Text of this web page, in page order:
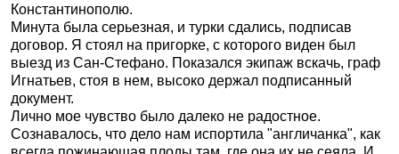
Константинополю.
Минута была серьезная, и турки сдались, подписав
договор. Я стоял на пригорке, с которого виден был
выезд из Сан-Стефано. Показался экипаж вскачь, граф
Игнатьев, стоя в нем, высоко держал подписанный
документ.
Лично мое чувство было далеко не радостное.
Сознавалось, что дело нам испортила "англичанка", как